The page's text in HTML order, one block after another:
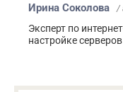
Ирина Соколова /
Эксперт по
настройке